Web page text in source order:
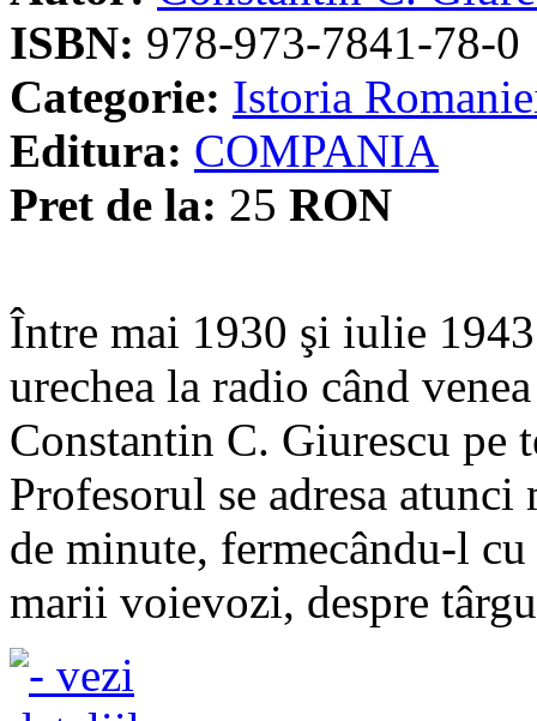
ISBN: 978-973-7841-78-0
Categorie: Istoria
Editura: COMPANIA
Pret de la: 25 RON
Între mai 1930 şi iulie
urechea la radio când
Constantin C. Giurescu pe
Profesorul se adresa
de minute, fermecându-l
marii voievozi, despre